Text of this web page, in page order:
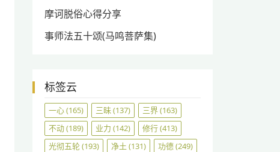
摩诃脱俗心得分享
事师法五十颂(马鸣菩萨集)
标签云
一心(165) 三昧(137) 三界(163)
不动(189) 业力 (142) 修行(413)
光彻五轮(193) 净土 (131) 功德(249)